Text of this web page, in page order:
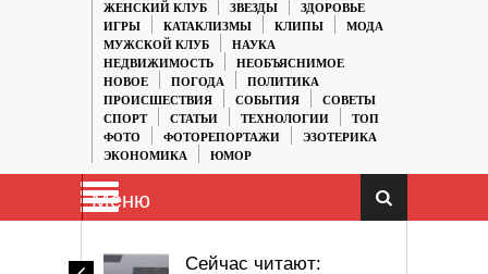
ЖЕНСКИЙ КЛУБ
ЗВЕЗДЫ
ЗДОРОВЬЕ
ИГРЫ
КАТАКЛИЗМЫ КЛИПЫ
МОДА
МУЖСКОЙ КЛУБ
НАУКА
НЕДВИЖИМОСТЬ
НЕОБЪЯСНИМОЕ
НОВОЕ
ПОГОДА
ПОЛИТИКА
ПРОИСШЕСТВИЯ
СОБЫТИЯ
СОВЕТЫ
СПОРТ
СТАТЬИ ТЕХНОЛОГИИ
ТОП
ФОТО
ФОТОРЕПОРТАЖИ
ЭЗОТЕРИКА
ЭКОНОМИКА
ЮМОР
Меню
Сейчас читают: